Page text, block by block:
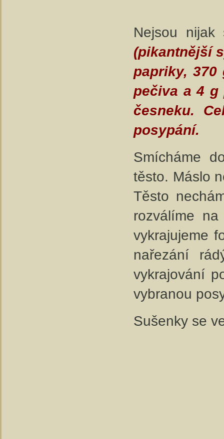
Nejsou
(pikantnější
papriky, 370
pečiva a 4 g
česneku.
posypání.
Smícháme
těsto. Máslo
Těsto
rozválíme
vykrajujeme
nařezání
vykrajování
vybranou
Sušenky se